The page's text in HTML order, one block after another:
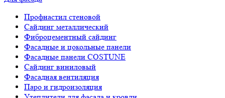
Профнастил стеновой
Сайдинг металлический
Фиброцементный сайдинг
Фасадные и цокольные панели
Фасадные панели COSTUNE
Сайдинг виниловый
Фасадная вентиляция
Паро и гидроизоляция
Утеплители для фасада и кровли